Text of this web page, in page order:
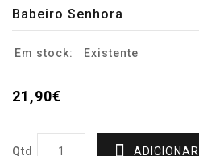
Babeiro Senhora
Em stock: Existente
21,90€
Qtd ADICIONAR